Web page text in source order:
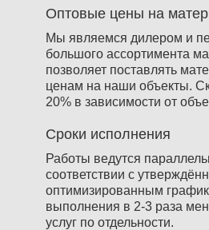
Оптовые цены на
Мы являемся дилером и
большого ассортимента
позволяет поставлять
ценам на наши объекты.
20% в зависимости от
Сроки исполнения
Работы ведутся
соответствии с
оптимизированным
выполнения в 2-3 раза
услуг по отдельности.